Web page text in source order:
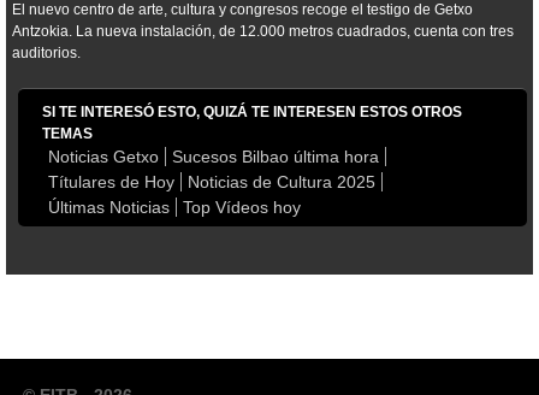
El nuevo centro de arte, cultura y congresos recoge el testigo de Getxo
Antzokia. La nueva instalación, de 12.000 metros cuadrados, cuenta con tres
auditorios.
SI TE INTERESÓ ESTO, QUIZÁ TE INTERESEN ESTOS OTROS
TEMAS
Noticias Getxo
Sucesos Bilbao última hora
Títulares de Hoy
Noticias de Cultura 2025
Últimas Noticias
Top Vídeos hoy